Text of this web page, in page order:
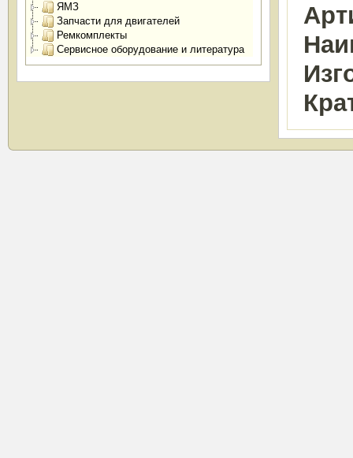
ЯМЗ
Запчасти для двигателей
Ремкомплекты
Сервисное оборудование и литература